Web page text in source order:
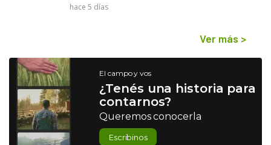
hace 5 días
Ver más >
El campo y vos
¿Tenés una historia para
contarnos?
Queremos conocerla
Escribinos